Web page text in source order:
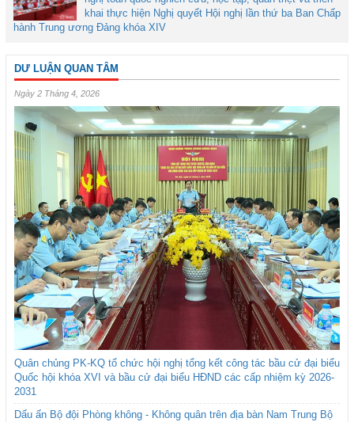
khai thực hiện Nghị quyết Hội nghị lần thứ ba Ban Chấp
hành Trung ương Đảng khóa XIV
DƯ LUẬN QUAN TÂM
Ngày 2 Tháng 4, 2026
Quân chủng PK-KQ tổ chức hội nghị tổng kết công tác bầu cử đại biểu
Quốc hội khóa XVI và bầu cử đại biểu HĐND các cấp nhiệm kỳ 2026-
2031
Dấu ấn Bộ đội Phòng không - Không quân trên địa bàn Nam Trung Bộ